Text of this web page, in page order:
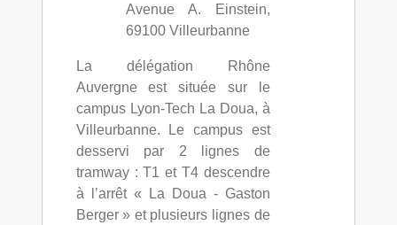
Avenue A. Einstein,
69100 Villeurbanne
La délégation Rhône
Auvergne est située sur le
campus Lyon-Tech La Doua, à
Villeurbanne. Le campus est
desservi par 2 lignes de
tramway : T1 et T4 descendre
à l’arrêt « La Doua - Gaston
Berger » et plusieurs lignes de